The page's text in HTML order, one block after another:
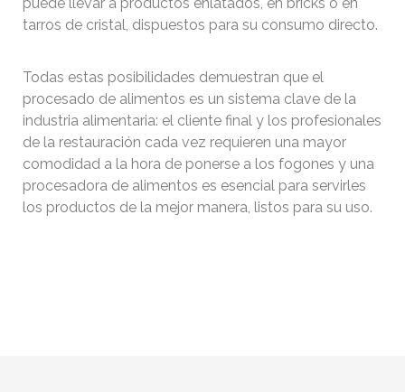
tarros de cristal, dispuestos para su consumo directo.
Todas estas posibilidades demuestran que el
procesado de alimentos es un sistema clave de la
industria alimentaria: el cliente final y los profesionales
de la restauración cada vez requieren una mayor
comodidad a la hora de ponerse a los fogones y una
procesadora de alimentos es esencial para servirles
los productos de la mejor manera, listos para su uso.